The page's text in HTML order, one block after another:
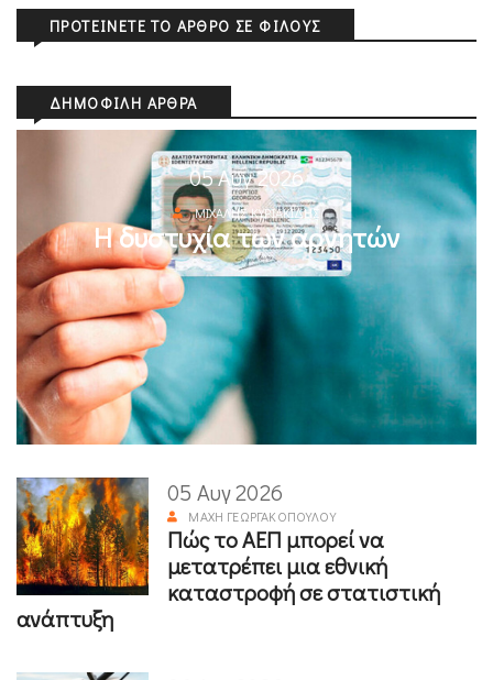
ΠΡΟΤΕΊΝΕΤΕ ΤΟ ΆΡΘΡΟ ΣΕ ΦΊΛΟΥΣ
ΔΗΜΟΦΙΛΉ ΆΡΘΡΑ
05 Αυγ 2026
ΜΙΧΆΛΗΣ ΚΥΡΙΑΚΊΔΗΣ
Η δυστυχία των αρνητών
05 Αυγ 2026
ΜΆΧΗ ΓΕΩΡΓΑΚΟΠΟΎΛΟΥ
Πώς το ΑΕΠ μπορεί να
μετατρέπει μια εθνική
καταστροφή σε στατιστική
ανάπτυξη